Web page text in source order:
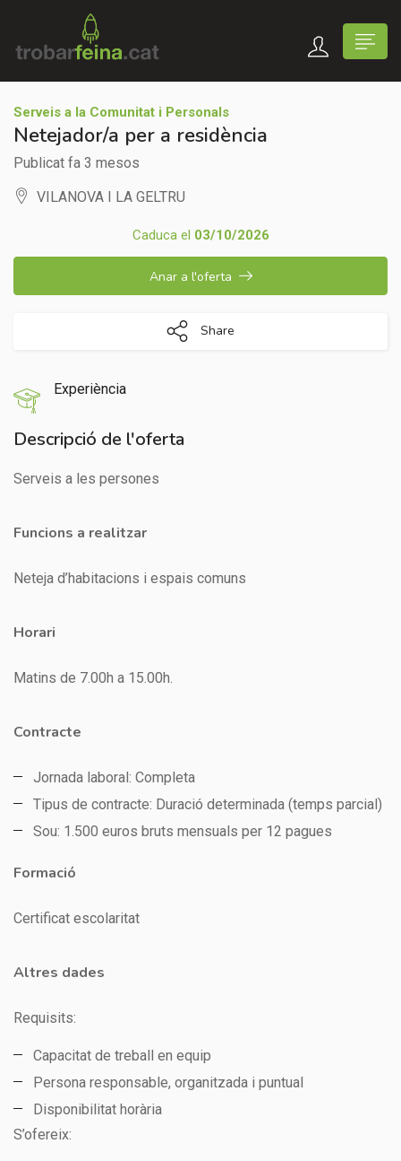
Serveis a la Comunitat i Personals
Netejador/a per a residència
Publicat fa 3 mesos
VILANOVA I LA GELTRU
Caduca el 03/10/2026
Anar a l'oferta
Share
Experiència
Descripció de l'oferta
Serveis a les persones
Funcions a realitzar
Neteja d’habitacions i espais comuns
Horari
Matins de 7.00h a 15.00h.
Contracte
Jornada laboral: Completa
Tipus de contracte: Duració determinada (temps parcial)
Sou: 1.500 euros bruts mensuals per 12 pagues
Formació
Certificat escolaritat
Altres dades
Requisits:
Capacitat de treball en equip
Persona responsable, organitzada i puntual
Disponibilitat horària
S’ofereix: